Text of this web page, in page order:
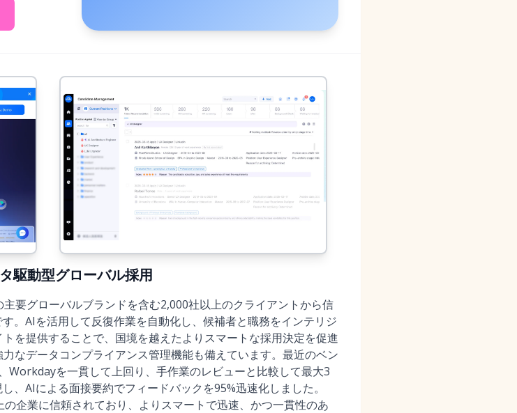
駆動型グローバル採用
要グローバルブランドを含む2,000社以上のクライアントから信
。AIを活用して反復作業を自動化し、候補者と職務をインテリジ
を提供することで、国境を越えたよりスマートな採用決定を促進
なデータコンプライアンス管理機能も備えています。最近のベン
を一貫して上回り、手作業のレビューと比較して最大3
、AIによる面接要約でフィードバックを95%迅速化しました。
企業に信頼されており、よりスマートで迅速、かつ一貫性のあ